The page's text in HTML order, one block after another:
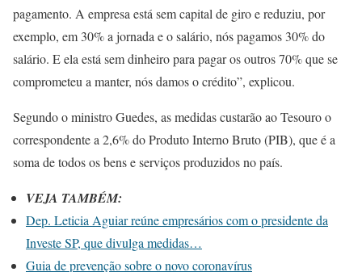
pagamento. A empresa está sem capital de giro e reduziu, por
exemplo, em 30% a jornada e o salário, nós pagamos 30% do
salário. E ela está sem dinheiro para pagar os outros 70% que se
comprometeu a manter, nós damos o crédito”, explicou.
Segundo o ministro Guedes, as medidas custarão ao Tesouro o
correspondente a 2,6% do Produto Interno Bruto (PIB), que é a
soma de todos os bens e serviços produzidos no país.
VEJA TAMBÉM:
Dep. Leticia Aguiar reúne empresários com o presidente da
Investe SP, que divulga medidas…
Guia de prevenção sobre o novo coronavírus